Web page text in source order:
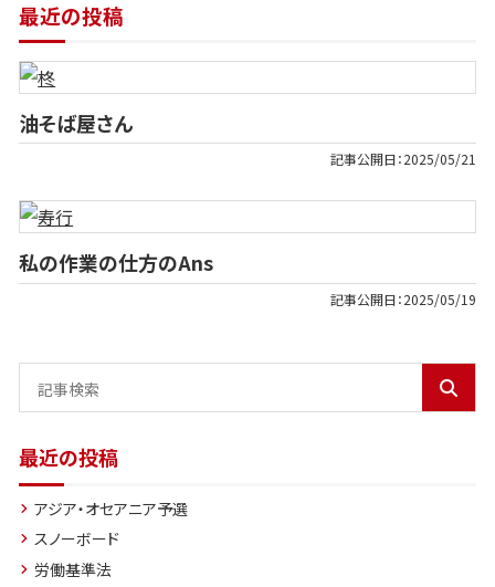
最近の投稿
油そば屋さん
記事公開日：2025/05/21
私の作業の仕方のAns
記事公開日：2025/05/19
最近の投稿
アジア・オセアニア予選
スノーボード
労働基準法